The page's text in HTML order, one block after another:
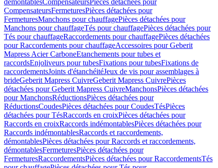
démontablesCompensateursPièces détachées pour
CompensateursFermeturesPièces détachées pour
FermeturesManchons pour chauffagePièces détachées pour
Manchons pour chauffageTés pour chauffagePièces détachées pour
Tés pour chauffageRaccordements pour chauffagePièces détachées
pour Raccordements pour chauffageAccessoires pour Geberit
Mapress Acier CarboneEtanchements pour tubes et
raccordsEnjoliveurs pour tubesFixations pour tubesFixations de
raccordementsJoints d'étanchéitéJeux de vis pour assemblages à
brideGeberit Mapress CuivreGeberit Mapress CuivrePièces
détachées pour Geberit Mapress CuivreManchonsPièces détachées
pour ManchonsRéductionsPièces détachées pour
RéductionsCoudesPièces détachées pour CoudesTésPièces
détachées pour TésRaccords en croixPièces détachées pour
Raccords en croixRaccords indémontablesPièces détachées pour
Raccords indémontablesRaccords et raccordements,
démontablesPièces détachées pour Raccords et raccordements,
démontablesFermeturesPièces détachées pour
FermeturesRaccordementsPièces détachées pour RaccordementsTés